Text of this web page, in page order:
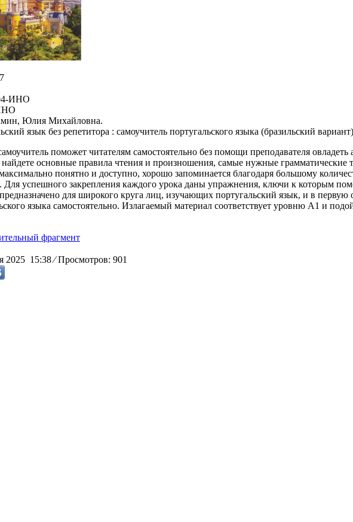
ИНО
Юлия Михайловна.
язык без репетитора : самоучитель португальского языка (бразильский
поможет читателям самостоятельно без помощи преподавателя овладеть
основные правила чтения и произношения, самые нужные грамматические
понятно и доступно, хорошо запоминается благодаря большому
Для успешного закрепления каждого урока даны упражнения, ключи к которым
для широкого круга лиц, изучающих португальский язык, и в первую
языка самостоятельно. Излагаемый материал соответствует уровню А1 и
фрагмент
2025 15:38⁄Просмотров: 901